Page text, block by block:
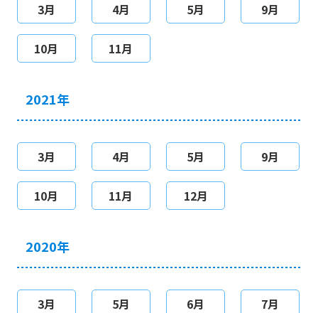
3月 4月 5月 9月
10月 11月
2021年
3月 4月 5月 9月
10月 11月 12月
2020年
3月 5月 6月 7月